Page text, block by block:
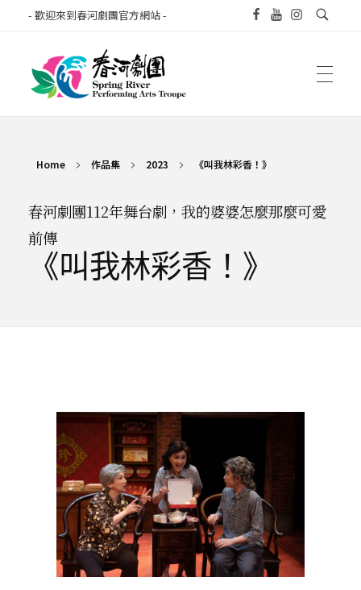
- 歡迎來到春河劇團官方網站 -
Home 作品集 2023 《叫我林彩香！》
春河劇團112年舞台劇，我的婆婆怎麼那麼可愛
前傳
《叫我林彩香！》